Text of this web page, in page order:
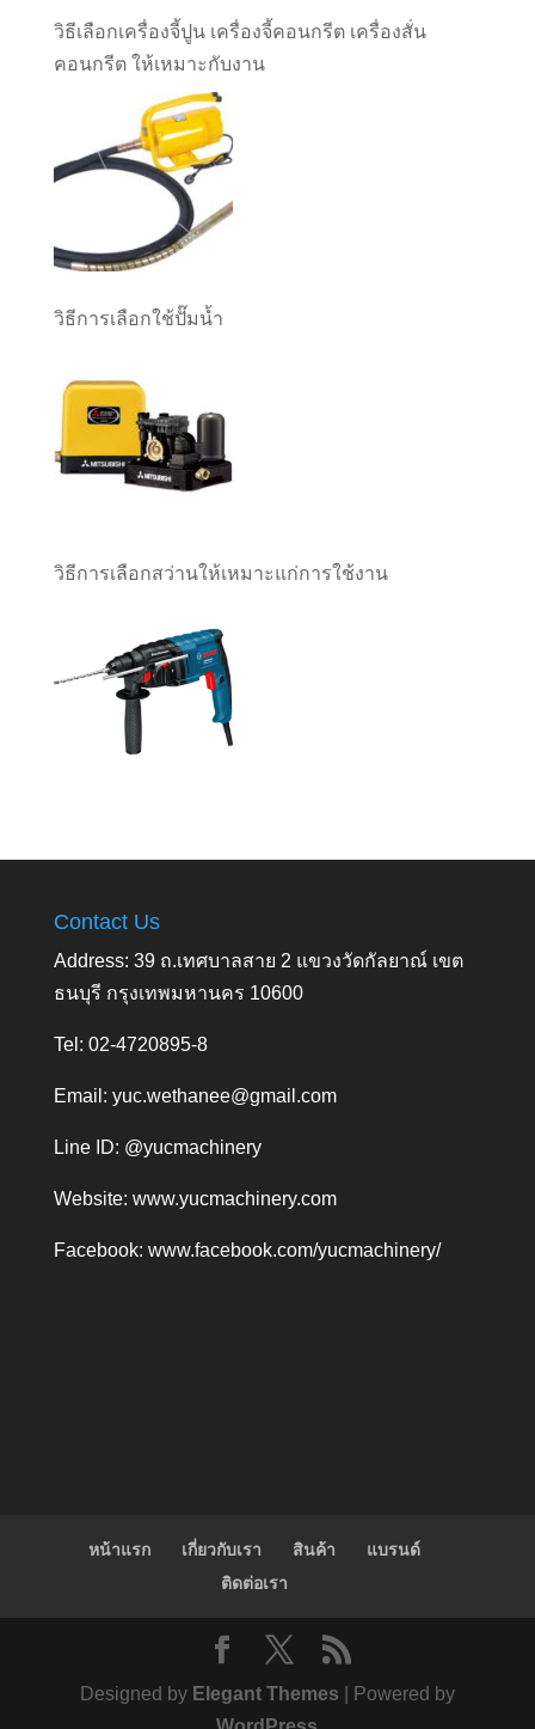
วิธีเลือกเครื่องจี้ปูน เครื่องจี้คอนกรีต เครื่องสั่น
คอนกรีต ให้เหมาะกับงาน
วิธีการเลือกใช้ปั๊มน้ำ
วิธีการเลือกสว่านให้เหมาะแก่การใช้งาน
Contact Us
Address: 39 ถ.เทศบาลสาย 2 แขวงวัดกัลยาณ์ เขต
ธนบุรี กรุงเทพมหานคร 10600
Tel: 02-4720895-8
Email: yuc.wethanee@gmail.com
Line ID: @yucmachinery
Website: www.yucmachinery.com
Facebook: www.facebook.com/yucmachinery/
หน้าแรก เกี่ยวกับเรา สินค้า
แบรนด์
ติดต่อเรา
Designed by Elegant Themes | Powered by